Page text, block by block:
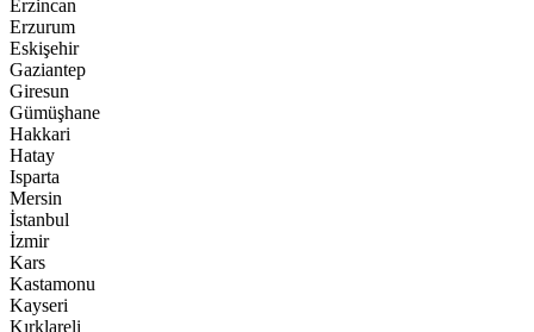
Erzincan
Erzurum
Eskişehir
Gaziantep
Giresun
Gümüşhane
Hakkari
Hatay
Isparta
Mersin
İstanbul
İzmir
Kars
Kastamonu
Kayseri
Kırklareli